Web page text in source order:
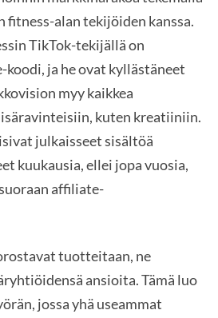
alan tekijöiden kanssa.
TikTok-tekijällä on
ja he ovat kyllästäneet
myy kaikkea
kuten kreatiiniin.
julkaisseet sisältöä
kuukausia, ellei jopa vuosia,
affiliate-
tuotteitaan, ne
ansioita. Tämä luo
jossa yhä useammat